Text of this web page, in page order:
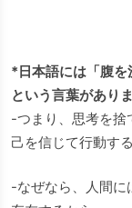
*日本語には「腹を
という言葉があり
-つまり、思考を捨
己を信じて行動する
-なぜなら、人間に